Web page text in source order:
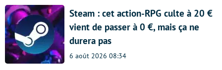
Steam : cet action-RPG culte à 20 €
vient de passer à 0 €, mais ça ne
durera pas
6 août 2026 08:34